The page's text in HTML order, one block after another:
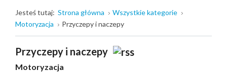
Jesteś tutaj: Strona główna
Wszystkie kategorie
Motoryzacja
Przyczepy i naczepy
Przyczepy i naczepy
Motoryzacja